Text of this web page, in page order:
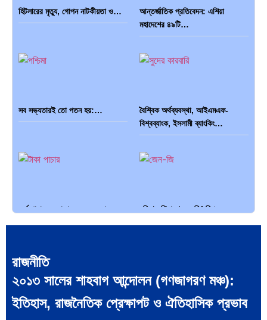
হিটলারের মৃত্যু, গোপন নাটকীয়তা ও…
আন্তর্জাতিক প্রতিবেদন: এশিয়া
মহাদেশের ৪৯টি…
সব সভ্যতারই তো পতন হয়:…
বৈশ্বিক অর্থব্যবস্থা, আইএমএফ-
বিশ্বব্যাংক, ইসলামী ব্যাংকিং…
অর্থ পাচারের মহাকাব্য: ১০০ ডলারের…
দক্ষিণ এশিয়ায় ‘জেন-জি’ বিপ্লব:
বিশেষ ইন-ডেপ্থ রিপোর্ট: ক্রীড়া
ভারত মহাসাগরের অশ্রু: শ্রীলঙ্কার
রাজনীতি
২০১৩ সালের শাহবাগ আন্দোলন (গণজাগরণ মঞ্চ):
ইতিহাস, রাজনৈতিক প্রেক্ষাপট ও ঐতিহাসিক প্রভাব